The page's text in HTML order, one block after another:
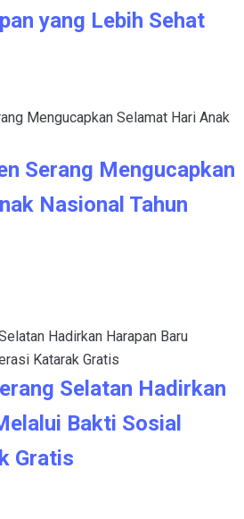
yang Lebih Sehat
Serang Mengucapkan
Nasional Tahun
Selatan Hadirkan
Bakti Sosial
Gratis